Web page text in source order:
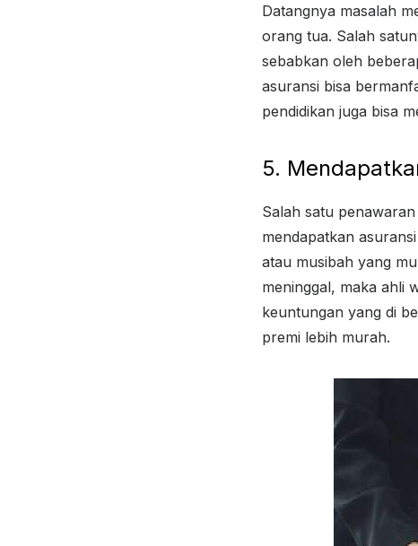
Datangnya masalah
orang tua. Salah
sebabkan oleh
asuransi bisa
pendidikan juga bisa
5.
Salah satu
mendapatkan
atau musibah yang
meninggal, maka ahli
keuntungan yang di
premi lebih murah.